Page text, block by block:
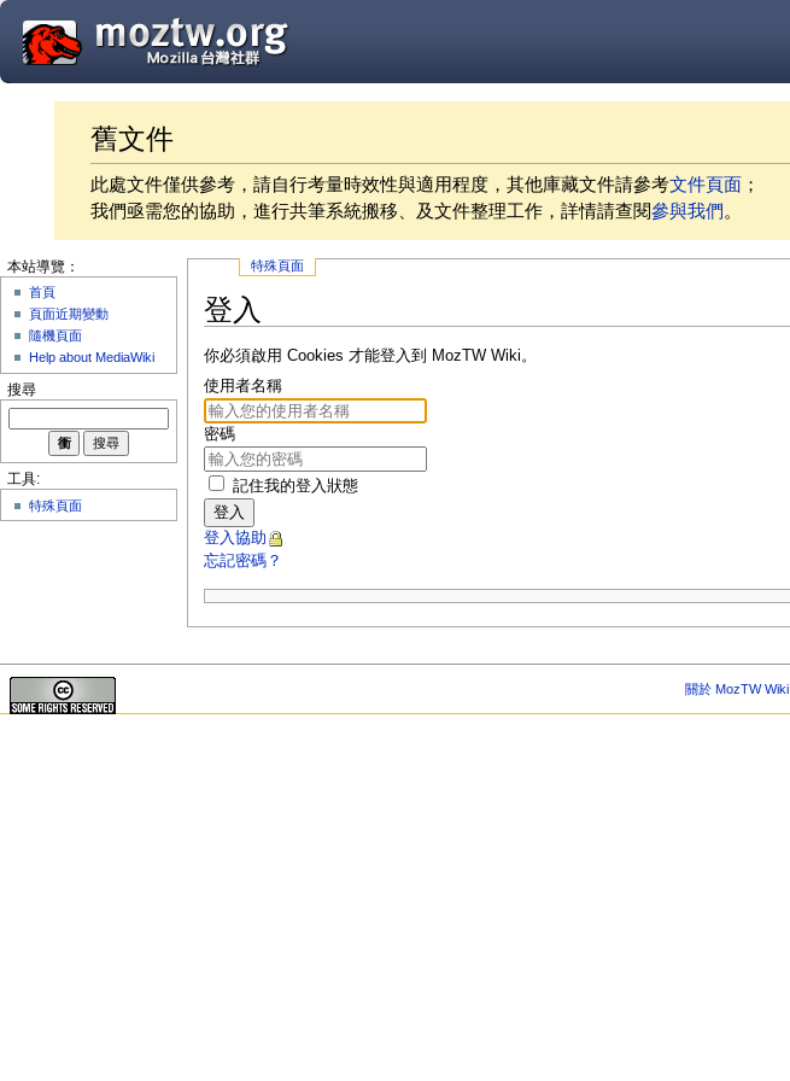
舊文件
此處文件僅供參考，請自行考量時效性與適用程度，其他庫藏文件請參考文件頁面 ；
我們亟需您的協助，進行共筆系統搬移、及文件整理工作，詳情請查閱參與我們。
特殊頁面
登入
你必須啟用 Cookies 才能登入到 MozTW Wiki。
使用者名稱
密碼
記住我的登入狀態
登入
登入協助
忘記密碼？
本站導覽：
首頁
頁面近期變動
隨機頁面
Help about MediaWiki
搜尋
工具:
特殊頁面
關於 MozTW Wiki